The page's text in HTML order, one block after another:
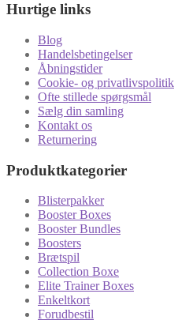
Hurtige links
Blog
Handelsbetingelser
Åbningstider
Cookie- og privatlivspolitik
Ofte stillede spørgsmål
Sælg din samling
Kontakt os
Returnering
Produktkategorier
Blisterpakker
Booster Boxes
Booster Bundles
Boosters
Brætspil
Collection Boxe
Elite Trainer Boxes
Enkeltkort
Forudbestil